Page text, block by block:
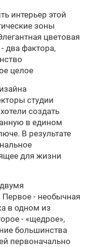
интерьер этой
зоны
цветовая
два фактора,
целое
студии
создать
в едином
В результате
для жизни
- необычная
в одном из
- «щедрое»,
большинства
первоначально